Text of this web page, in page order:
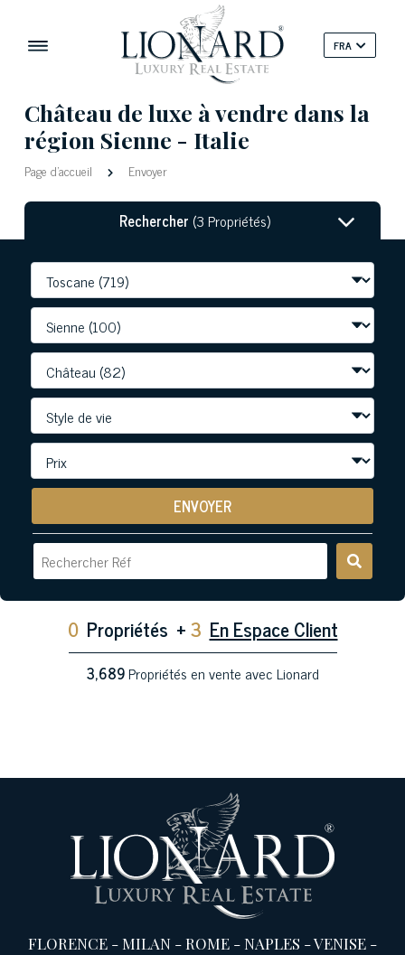
FRA
Château de luxe à vendre dans la
région Sienne - Italie
Page d'accueil Envoyer
Rechercher (3 Propriétés)
ENVOYER
0 Propriétés +3 En Espace Client
3,689Propriétés en vente avec Lionard
FLORENCE -MILAN -ROME -NAPLES -VENISE -